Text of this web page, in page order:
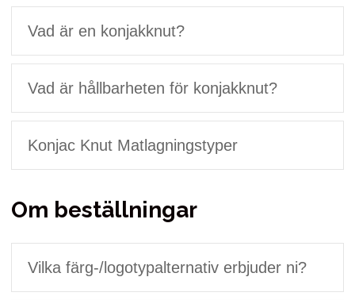
Vad är en konjakknut?
Vad är hållbarheten för konjakknut?
Konjac Knut Matlagningstyper
Om beställningar
Vilka färg-/logotypalternativ erbjuder ni?